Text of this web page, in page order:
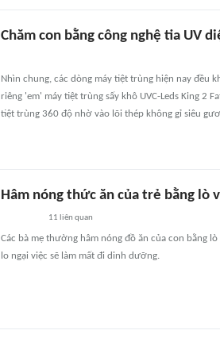
Chăm con bằng công nghệ tia UV
Nhìn chung, các dòng máy tiệt trùng hiện nay đều
riêng 'em' máy tiệt trùng sấy khô UVC-Leds King 2
tiệt trùng 360 độ nhờ vào lõi thép không gỉ siêu
Hâm nóng thức ăn của trẻ bằng lò
11 liên quan
Các bà mẹ thường hâm nóng đồ ăn của con bằng
lo ngại việc sẽ làm mất đi dinh dưỡng.